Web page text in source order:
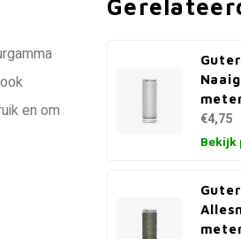
en om
€4,75
Bekijk